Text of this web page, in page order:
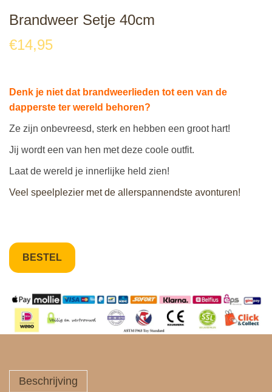
Brandweer Setje 40cm
€14,95
Denk je niet dat brandweerlieden tot een van de
dapperste ter wereld behoren?
Ze zijn onbevreesd, sterk en hebben een groot hart!
Jij wordt een van hen met deze coole outfit.
Laat de wereld je innerlijke held zien!
Veel speelplezier met de allerspannendste avonturen!
BESTEL
Beschrijving